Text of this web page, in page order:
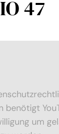
47
benötigt
um